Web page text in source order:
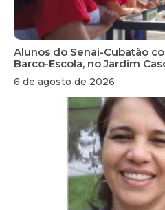
Alunos do Senai-Cubatão
Barco-Escola, no Jardim
6 de agosto de 2026